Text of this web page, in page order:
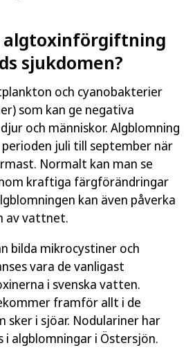
algtoxinförgiftning
sjukdomen?
och cyanobakterier
som kan ge negativa
och människor. Algblomning
juli till september när
Normalt kan man se
kraftiga färgförändringar
kan även påverka
av vattnet.
bilda mikrocystiner och
vara de vanligast
i svenska vatten.
framför allt i de
sker i sjöar. Nodulariner har
algblomningar i Östersjön.